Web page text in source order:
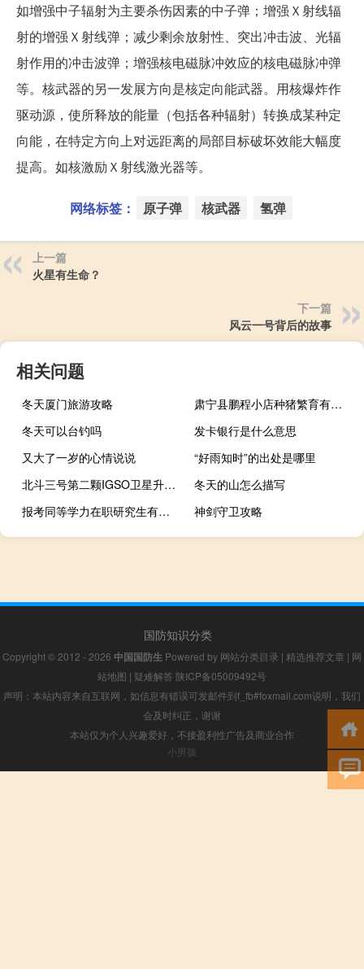
如增强中子辐射为主要杀伤因素的中子弹；增强Ｘ射线辐
射的增强Ｘ射线弹；减少剩余放射性、突出冲击波、光辐
射作用的冲击波弹；增强核电磁脉冲效应的核电磁脉冲弹
等。核武器的另一发展方向是核定向能武器。用核爆炸作
驱动源，使所释放的能量（包括各种辐射）转换成某种定
向能，在特定方向上对远距离的局部目标破坏效能大幅度
提高。如核激励Ｘ射线激光器等。
网络标签： 原子弹 核武器 氢弹
上一篇
火星有生命？
下一篇
风云一号背后的故事
相关问题
冬天厦门旅游攻略
肃宁县鹏程小店种猪繁育有限公司(关于肃宁县鹏程小店种猪繁育有限公司简述)
冬天可以台钓吗
发卡银行是什么意思
又大了一岁的心情说说
“好雨知时”的出处是哪里
北斗三号第二颗IGSO卫星升空这颗“爱星”有何不同?
冬天的山怎么描写
报考同等学力在职研究生有用吗
神剑守卫攻略
国防知识分类
Copyright © 2012 - 2026 中国国防生 Powered by 网站分类目录 | 精选推荐文章 | 网
站地图 | 疑难解答 陕ICP备05009492号
声明：本站内容来自互联网，如信息有错误可发邮件到f_fb#foxmail.com说明，我们
会及时纠正，谢谢
本站仅为个人兴趣爱好，不接盈利性广告及商业合作
小男孩